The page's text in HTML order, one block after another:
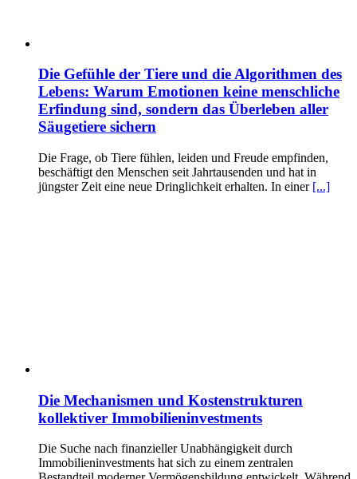
Die Gefühle der Tiere und die Algorithmen des
Lebens: Warum Emotionen keine menschliche
Erfindung sind, sondern das Überleben aller
Säugetiere sichern
Die Frage, ob Tiere fühlen, leiden und Freude empfinden,
beschäftigt den Menschen seit Jahrtausenden und hat in
jüngster Zeit eine neue Dringlichkeit erhalten. In einer [...]
Die Mechanismen und Kostenstrukturen
kollektiver Immobilieninvestments
Die Suche nach finanzieller Unabhängigkeit durch
Immobilieninvestments hat sich zu einem zentralen